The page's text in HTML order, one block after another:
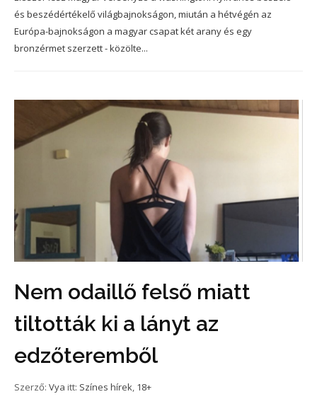
és beszédértékelő világbajnokságon, miután a hétvégén az
Európa-bajnokságon a magyar csapat két arany és egy
bronzérmet szerzett - közölte...
Nem odaillő felső miatt
tiltották ki a lányt az
edzőteremből
Szerző: Vya itt: Színes hírek, 18+